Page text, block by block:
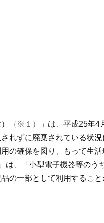
（※１）
」は、平成25年4
れずに廃棄されている状
の確保を図り、もって生
、「小型電子機器等のう
の一部として利用するこ